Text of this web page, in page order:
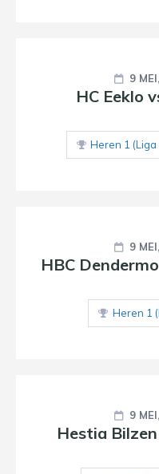
9
HC Eeklo
Heren 1 (Liga
9
HBC
Heren 1
9
Hestia